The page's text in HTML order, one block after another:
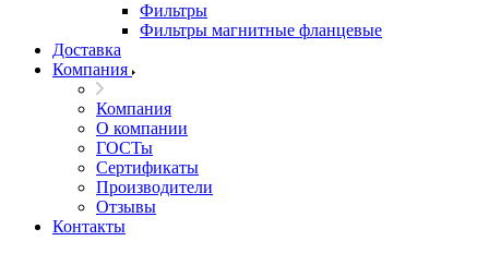
Фильтры
Фильтры магнитные фланцевые
Доставка
Компания
Компания
О компании
ГОСТы
Сертификаты
Производители
Отзывы
Контакты